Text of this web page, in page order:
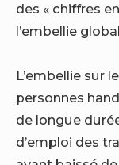
des « chiffres
l’embellie
L’embellie sur
personnes
de longue
d’emploi des